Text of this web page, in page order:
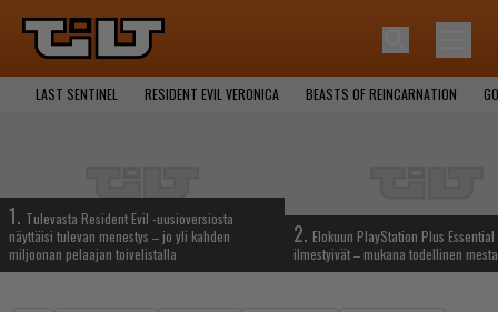
LAST SENTINEL RESIDENT EVIL VERONICA BEASTS OF REINCARNATION
1. Tulevasta Resident Evil -uusioversiosta
näyttäisi tulevan menestys – jo yli kahden
miljoonan pelaajan toivelistalla
2. Elokuun PlayStation Plus
ilmestyivät – mukana todellinen